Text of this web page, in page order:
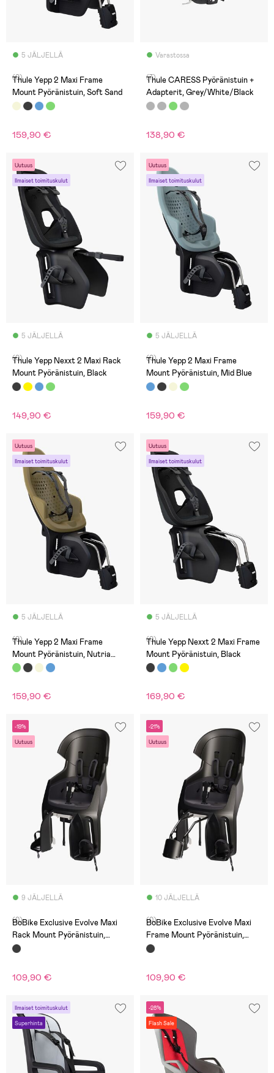
5 JÄLJELLÄ
(0)
Thule Yepp 2 Maxi Frame
Mount Pyöränistuin, Soft Sand
159,90 €
Varastossa
(7)
Thule CARESS Pyöränistuin +
Adapterit, Grey/White/Black
138,90 €
Uutuus
Ilmaiset toimituskulut
5 JÄLJELLÄ
(0)
Thule Yepp Nexxt 2 Maxi Rack
Mount Pyöränistuin, Black
149,90 €
Uutuus
Ilmaiset toimituskulut
5 JÄLJELLÄ
(0)
Thule Yepp 2 Maxi Frame
Mount Pyöränistuin, Mid Blue
159,90 €
Uutuus
Ilmaiset toimituskulut
5 JÄLJELLÄ
(0)
Thule Yepp 2 Maxi Frame
Mount Pyöränistuin, Nutria
Green
159,90 €
Uutuus
Ilmaiset toimituskulut
5 JÄLJELLÄ
(0)
Thule Yepp Nexxt 2 Maxi Frame
Mount Pyöränistuin, Black
169,90 €
-19%
Uutuus
9 JÄLJELLÄ
(0)
BoBike Exclusive Evolve Maxi
Rack Mount Pyöränistuin,
Urban Black
109,90 €
-21%
Uutuus
10 JÄLJELLÄ
(0)
BoBike Exclusive Evolve Maxi
Frame Mount Pyöränistuin,
Urban Black
109,90 €
Ilmaiset toimituskulut
Superhinta
-28%
Flash Sale